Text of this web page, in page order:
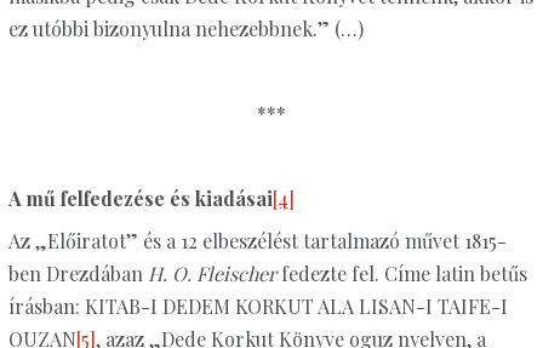
ez utóbbi bizonyulna nehezebbnek.” (…)
***
A mű felfedezése és kiadásai[4]
Az „Előiratot” és a 12 elbeszélést tartalmazó művet 1815-
ben Drezdában H. O. Fleischerfedezte fel. Címe latin betűs
írásban: KITAB-I DEDEM KORKUT ALA LISAN-I TAIFE-I
OUZAN[5], azaz „Dede Korkut Könyve oguz nyelven, a